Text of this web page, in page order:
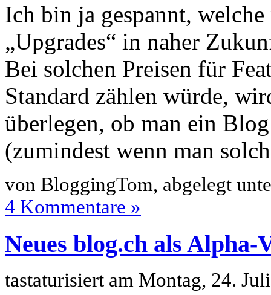
Ich bin ja gespannt,
„Upgrades“ in naher
Bei solchen Preisen für
Standard zählen würde,
überlegen, ob man ein
(zumindest wenn man
von BloggingTom, abgelegt
4 Kommentare »
Neues blog.ch als Alpha-
tastaturisiert am Montag, 24.